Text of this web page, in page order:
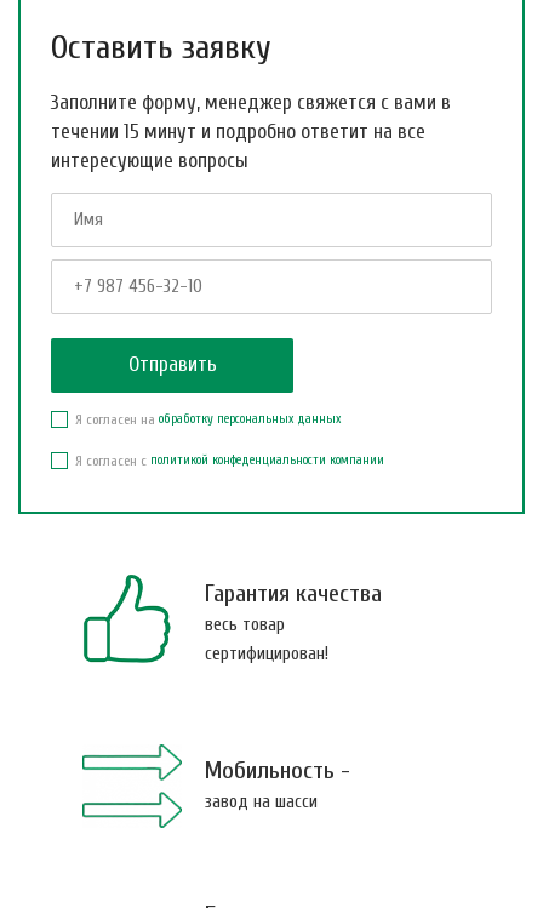
Оставить заявку
Заполните форму, менеджер свяжется с вами в
течении 15 минут и подробно ответит на все
интересующие вопросы
Я согласен на обработку персональных данных
Я согласен с политикой конфеденциальности компании
Гарантия качества
весь товар
сертифицирован!
Мобильность -
завод на шасси